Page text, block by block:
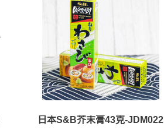
日本S&B芥末膏43克-JDM022